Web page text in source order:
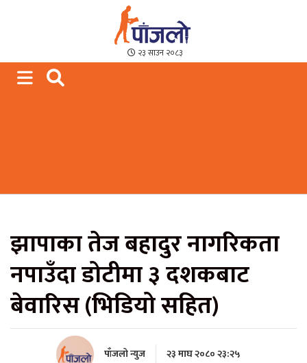
Paajalo News
We are from Far West Nepal
२३ साउन २०८३
झापाका तेज बहादुर नागरिकता
नपाउँदा डोटीमा ३ दशकबाट
बेवारिस (भिडियो सहित)
पाँजलो न्युज २३ माघ २०८० २३:२५